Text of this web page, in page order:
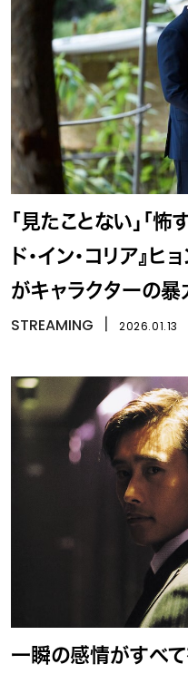
「見たことない」「怖
ド・イン・コリア』
がキャラクターの
する
STREAMING 2026.01.13
一瞬の感情がすべ